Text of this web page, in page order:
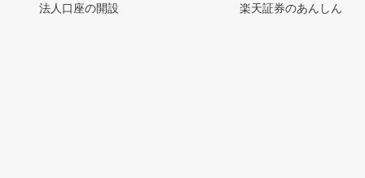
法人口座の開設
楽天証券のあんしん